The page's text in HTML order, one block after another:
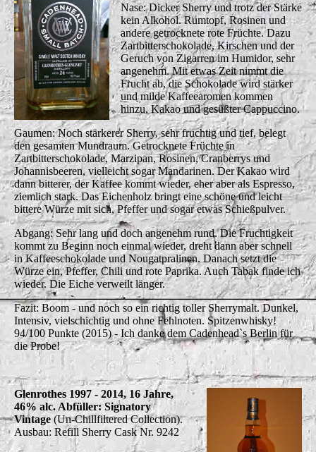
Nase: Dicker Sherry und trotz der Stärke
kein Alkohol. Rumtopf, Rosinen und
andere getrocknete rote Früchte. Dazu
Zartbitterschokolade, Kirschen und der
Geruch von Zigarren im Humidor, sehr
angenehm. Mit etwas Zeit nimmt die
Frucht ab, die Schokolade wird stärker
und milde Kaffeearomen kommen
hinzu, Kakao und gesüßter Cappuccino.
Gaumen: Noch stärkerer Sherry, sehr fruchtig und tief, belegt
den gesamten Mundraum. Getrocknete Früchte in
Zartbitterschokolade, Marzipan, Rosinen, Cranberrys und
Johannisbeeren, vielleicht sogar Mandarinen. Der Kakao wird
dann bitterer, der Kaffee kommt wieder, eher aber als Espresso,
ziemlich stark. Das Eichenholz bringt eine schöne und leicht
bittere Würze mit sich, Pfeffer und sogar etwas Schießpulver.
Abgang: Sehr lang und doch angenehm rund. Die Fruchtigkeit
kommt zu Beginn noch einmal wieder, dreht dann aber schnell
in Kaffeeschokolade und Nougatpralinen. Danach setzt die
Würze ein, Pfeffer, Chili und rote Paprika. Auch Tabak finde ich
wieder. Die Eiche verweilt länger.
Fazit: Boom - und noch so ein richtig toller Sherrymalt. Dunkel,
Intensiv, vielschichtig und ohne Fehlnoten. Spitzenwhisky!
94/100 Punkte (2015) - Ich danke dem Cadenhead`s Berlin für
die Probe!
Glenrothes 1997 - 2014, 16 Jahre,
46% alc. Abfüller: Signatory
Vintage (Un-Chillfiltered Collection).
Ausbau: Refill Sherry Cask Nr. 9242